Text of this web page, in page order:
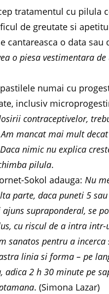
tratamentul cu pilula
de greutate si
cantareasca o data sau
o piesa vestimentara
numai cu
inclusiv
contraceptivelor,
Am mancat mai mult
nimic nu explica
pilula.
Sokol adauga: Nu
parte, daca puneti 5
supraponderal, se
cu riscul de a intra
sanatos pentru a
linia si forma – pe
adica 2 h 30 minute pe
. (Simona Lazar)